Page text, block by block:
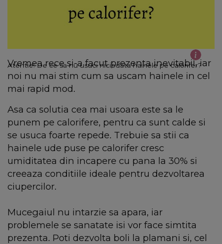
Atentie! De ce sa nu usuci niciodata hainele pe calorifer?
Vremea rece si-a facut prezenta inevitabil, iar
noi nu mai stim cum sa uscam hainele in cel
mai rapid mod.
Asa ca solutia cea mai usoara este sa le
punem pe calorifere, pentru ca sunt calde si
se usuca foarte repede. Trebuie sa stii ca
hainele ude puse pe calorifer cresc
umiditatea din incapere cu pana la 30% si
creeaza conditiile ideale pentru dezvoltarea
ciupercilor.
Mucegaiul nu intarzie sa apara, iar
problemele se sanatate isi vor face simtita
prezenta. Poti dezvolta boli la plamani si, cel